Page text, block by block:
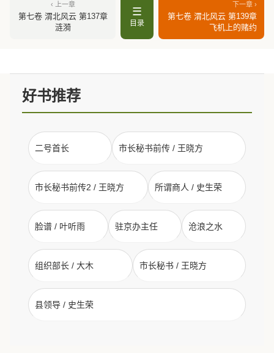
‹ 上一章
第七卷 渭北风云 第137章
涟漪
☰
目录
下一章 ›
第七卷 渭北风云 第139章
飞机上的赌约
好书推荐
二号首长 市长秘书前传 / 王晓方
市长秘书前传2 / 王晓方 所谓商人 / 史生荣
脸谱 / 叶听雨 驻京办主任 沧浪之水
组织部长 / 大木 市长秘书 / 王晓方
县领导 / 史生荣